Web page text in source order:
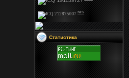
NFS
Статистика